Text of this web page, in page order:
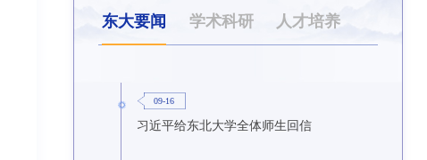
东大要闻 学术科研 人才培养
09-16
习近平给东北大学全体师生回信